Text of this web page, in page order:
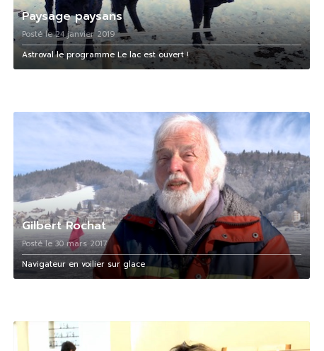
Paysage paysans
Posté le 24 janvier 2019
Astroval le programme Le lac est ouvert !
Gilbert Rochat
Posté le 30 mars 2017
Navigateur en voilier sur glace